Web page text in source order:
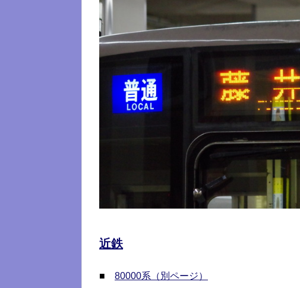
近鉄
■ 80000系（別ページ）